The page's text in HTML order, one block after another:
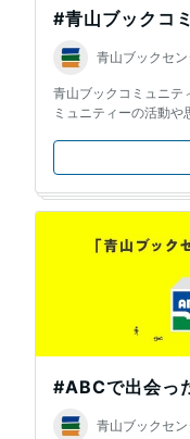
#青山ブックコ
青山ブックセ
青山ブックコミュニテ
ミュニティーの活動や
#ABCで出会っ
青山ブックセ